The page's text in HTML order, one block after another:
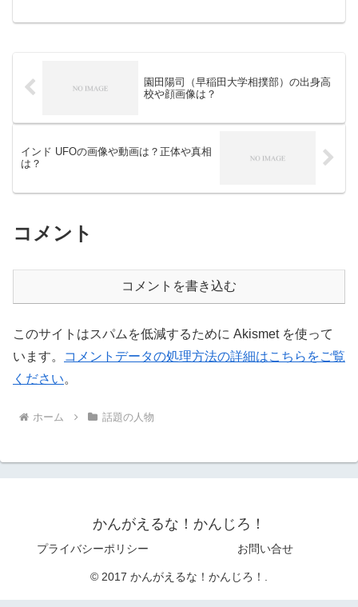
園田陽司（早稲田大学相撲部）の出身高
校や顔画像は？
インド UFOの画像や動画は？正体や真相
は？
コメント
コメントを書き込む
このサイトはスパムを低減するために Akismet を使って
います。
コメントデータの処理方法の詳細はこちらをご覧
ください。
ホーム 話題の人物
かんがえるな！かんじろ！
プライバシーポリシー お問い合せ
© 2017 かんがえるな！かんじろ！.